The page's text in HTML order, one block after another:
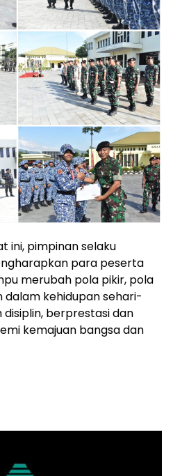
ini, pimpinan selaku
para peserta
merubah pola pikir, pola
dalam kehidupan sehari-
berprestasi dan
kemajuan bangsa dan